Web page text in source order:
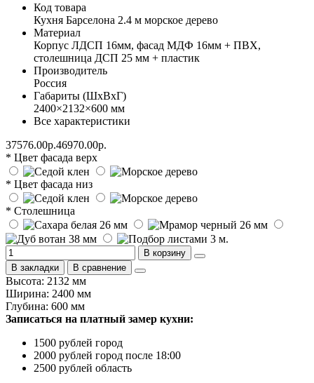
Код товара
Кухня Барселона 2.4 м морское дерево
Материал
Корпус ЛДСП 16мм, фасад МДФ 16мм + ПВХ,
столешница ДСП 25 мм + пластик
Производитель
Россия
Габариты (ШхВхГ)
2400×2132×600 мм
Все характеристики
37576.00р.46970.00р.
* Цвет фасада верх
* Цвет фасада низ
* Столешница
В корзину
В закладки
В сравнение
Высота: 2132 мм
Ширина: 2400 мм
Глубина: 600 мм
Записаться на платный замер кухни:
1500 рублей город
2000 рублей город после 18:00
2500 рублей область